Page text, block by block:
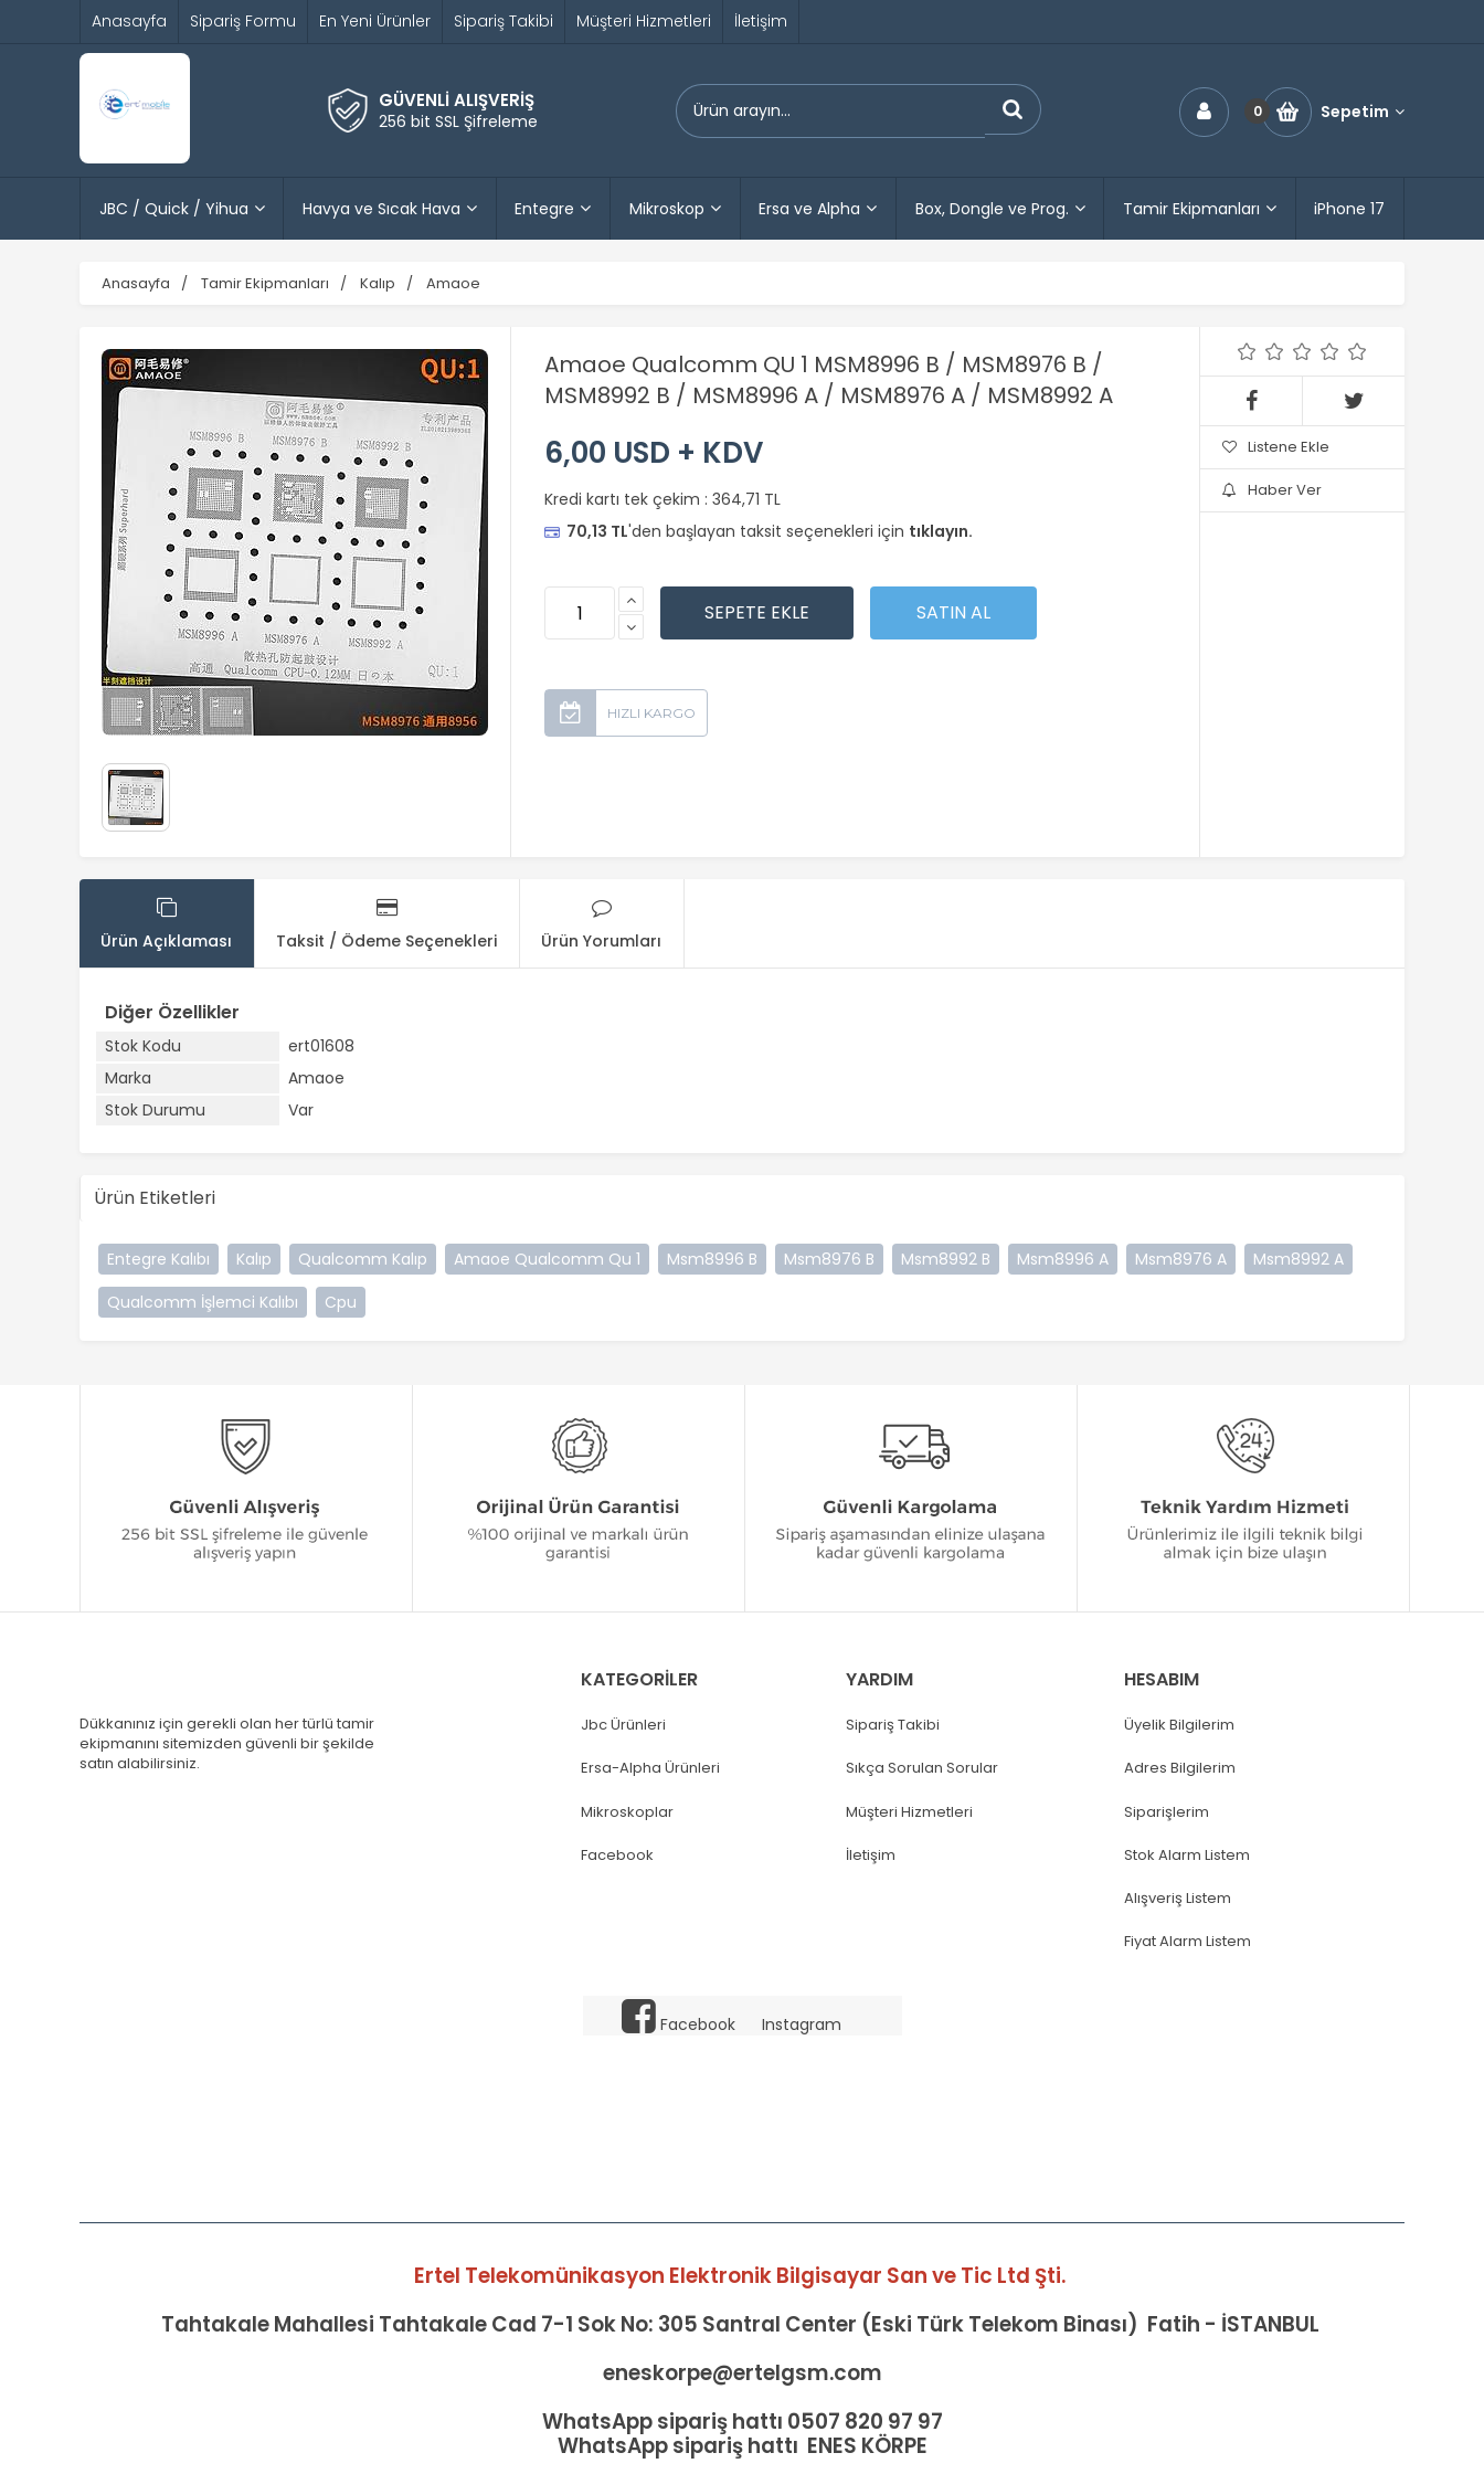
Anasayfa Sipariş Formu En Yeni Ürünler Sipariş Takibi Müşteri Hizmetleri İletişim
GÜVENLİ ALIŞVERİŞ
256 bit SSL Şifreleme 0 Sepetim
JBC / Quick / Yihua Havya ve Sıcak Hava Entegre Mikroskop Ersa ve Alpha Box, Dongle ve Prog. Tamir Ekipmanları iPhone 17
Anasayfa Tamir Ekipmanları Kalıp Amaoe
Amaoe Qualcomm QU 1 MSM8996 B / MSM8976 B /
MSM8992 B / MSM8996 A / MSM8976 A / MSM8992 A
6,00 USD + KDV
Kredi kartı tek çekim : 364,71 TL
70,13 TL'den başlayan taksit seçenekleri için tıklayın.
Listene Ekle
Haber Ver
Ürün Açıklaması Taksit / Ödeme Seçenekleri Ürün Yorumları
Diğer Özellikler
Stok Kodu
ert01608
Marka
Amaoe
Stok Durumu
Var
Ürün Etiketleri
Entegre Kalıbı Kalıp Qualcomm Kalıp Amaoe Qualcomm Qu 1 Msm8996 B Msm8976 B Msm8992 B Msm8996 A Msm8976 A
Msm8992 A
Qualcomm İşlemci Kalıbı
Cpu
Dükkanınız için gerekli olan her türlü tamir
ekipmanını sitemizden güvenli bir şekilde
satın alabilirsiniz.
KATEGORİLER
Jbc Ürünleri
Ersa-Alpha Ürünleri
Mikroskoplar
Facebook
YARDIM
Sipariş Takibi
Sıkça Sorulan Sorular
Müşteri Hizmetleri
İletişim
HESABIM
Üyelik Bilgilerim
Adres Bilgilerim
Siparişlerim
Stok Alarm Listem
Alışveriş Listem
Fiyat Alarm Listem
Facebook Instagram
Ertel Telekomünikasyon Elektronik Bilgisayar San ve Tic Ltd Şti.
Tahtakale Mahallesi Tahtakale Cad 7-1 Sok No: 305 Santral Center (Eski Türk Telekom Binası) Fatih - İSTANBUL
eneskorpe@ertelgsm.com
WhatsApp sipariş hattı 0507 820 97 97
WhatsApp sipariş hattı ENES KÖRPE